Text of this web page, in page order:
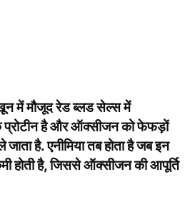
में मौजूद रेड ब्लड सेल्स में
प्रोटीन है और ऑक्सीजन को फेफड़ों
है. एनीमिया तब होता है जब इन
होती है, जिससे ऑक्सीजन की आपूर्ति